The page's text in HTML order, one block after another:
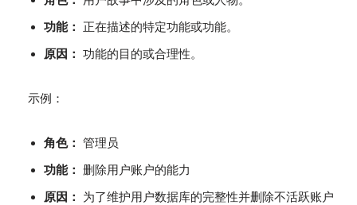
功能：
正在描述的特定功能或功能。
原因： 功能的目的或合理性。
示例：
角色： 管理员
功能： 删除用户账户的能力
原因：
为了维护用户数据库的完整性并删除不活跃账户